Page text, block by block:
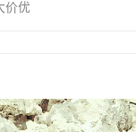
价优